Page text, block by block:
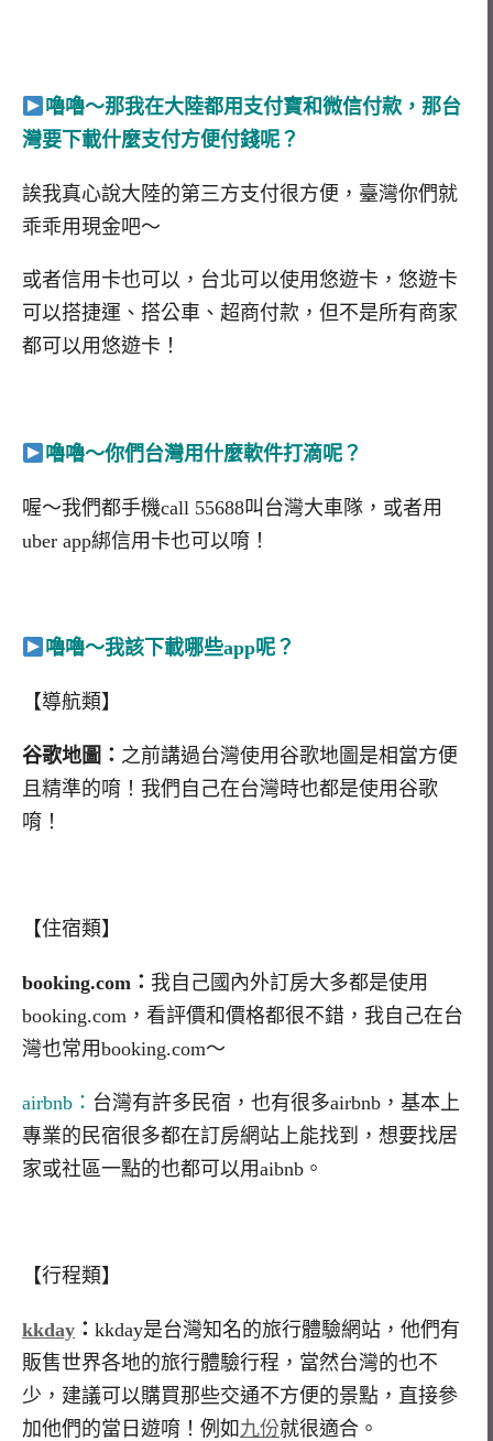
嚕嚕～那我在大陸都用支付寶和微信付款，那台
灣要下載什麼支付方便付錢呢？
誒我真心說大陸的第三方支付很方便，臺灣你們就
乖乖用現金吧～
或者信用卡也可以，台北可以使用悠遊卡，悠遊卡
可以搭捷運、搭公車、超商付款，但不是所有商家
都可以用悠遊卡！
嚕嚕～你們台灣用什麼軟件打滴呢？
喔～我們都手機call 55688叫台灣大車隊，或者用
uber app綁信用卡也可以唷！
嚕嚕～我該下載哪些app呢？
【導航類】
谷歌地圖： 之前講過台灣使用谷歌地圖是相當方便
且精準的唷！我們自己在台灣時也都是使用谷歌
唷！
【住宿類】
booking.com： 我自己國內外訂房大多都是使用
booking.com，看評價和價格都很不錯，我自己在台
灣也常用booking.com～
airbnb： 台灣有許多民宿，也有很多airbnb，基本上
專業的民宿很多都在訂房網站上能找到，想要找居
家或社區一點的也都可以用aibnb。
【行程類】
kkday ： kkday是台灣知名的旅行體驗網站，他們有
販售世界各地的旅行體驗行程，當然台灣的也不
少，建議可以購買那些交通不方便的景點，直接參
加他們的當日遊唷！例如 九份就很適合。